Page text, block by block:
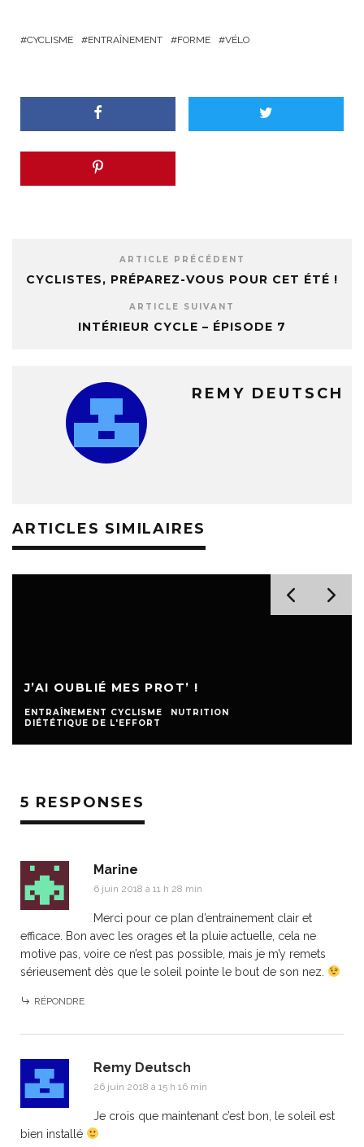
CYCLISME ENTRAÎNEMENT FORME VÉLO
ARTICLE PRÉCÉDENT
CYCLISTES, PRÉPAREZ-VOUS POUR CET ÉTÉ !
ARTICLE SUIVANT
INTÉRIEUR CYCLE – ÉPISODE 7
REMY DEUTSCH
ARTICLES SIMILAIRES
J’AI OUBLIÉ MES PROT’ !
ENTRAÎNEMENT CYCLISME
NUTRITION
DIÉTÉTIQUE DE L'EFFORT
5 RESPONSES
Marine
6 juin 2018 à 11 h 28 min
Merci pour ce plan d’entrainement clair et
efficace. Bon avec les orages et la pluie actuelle, cela ne
motive pas, voire ce n’est pas possible, mais je m’y remets
sérieusement dès que le soleil pointe le bout de son nez.
RÉPONDRE
Remy Deutsch
26 juin 2018 à 15 h 16 min
Je crois que maintenant c’est bon, le soleil est
bien installé